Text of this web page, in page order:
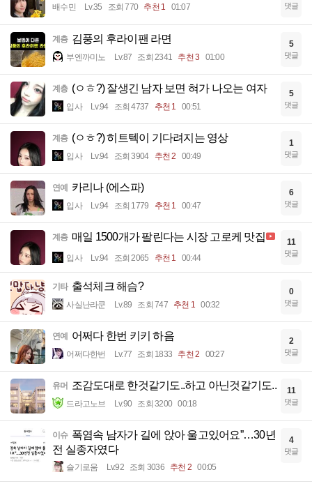
배수민 Lv.35 조회 770 추천 1 01:07 댓글
계층 김풍의 후라이팬 라면
부엔까미노 Lv.87 조회 2341 추천 3 01:00
5
댓글
계층 (ㅇㅎ?) 잘생긴 남자 보면 혀가 나오는 여자
입사 Lv.94 조회 4737 추천 1 00:51
5
댓글
계층 (ㅇㅎ?) 히트텍이 기다려지는 영상
입사 Lv.94 조회 3904 추천 2 00:49
1
댓글
연예 카리나 (에스파)
입사 Lv.94 조회 1779 추천 1 00:47
6
댓글
계층 매일 1500개가 팔린다는 시장 고로케 맛집
입사 Lv.94 조회 2065 추천 1 00:44
11
댓글
기타 출석체크 해슴?
사실난라쿤 Lv.89 조회 747 추천 1 00:32
0
댓글
연예 어쩌다 한번 키키 하음
어쩌다한번 Lv.77 조회 1833 추천 2 00:27
2
댓글
유머 조감도대로 한것같기도..하고 아닌것같기도..
드라고노브 Lv.90 조회 3200 00:18
11
댓글
이슈 폭염속 남자가 길에 앉아 울고있어요”…30년
전 실종자였다
슬기로움 Lv.92 조회 3036 추천 2 00:05
4
댓글